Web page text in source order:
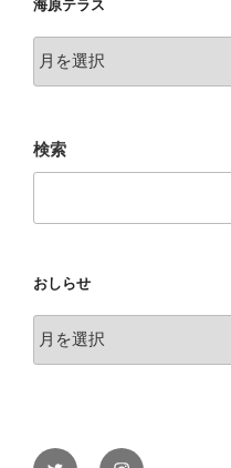
海原テラス
海
ス
検索
おしらせ
お
Twitter Instagram